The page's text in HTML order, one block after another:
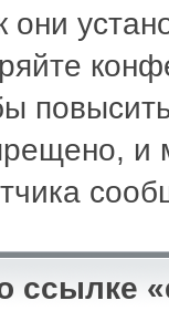
они
и
ссылке